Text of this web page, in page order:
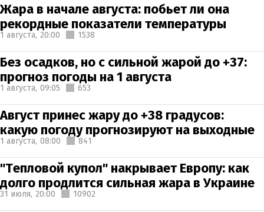
Жара в начале августа: побьет ли она
рекордные показатели температуры
1 августа, 20:00 1538
Без осадков, но с сильной жарой до +37:
прогноз погоды на 1 августа
1 августа, 09:05 653
Август принес жару до +38 градусов:
какую погоду прогнозируют на выходные
1 августа, 08:00 841
"Тепловой купол" накрывает Европу: как
долго продлится сильная жара в Украине
31 июля, 20:00 10902